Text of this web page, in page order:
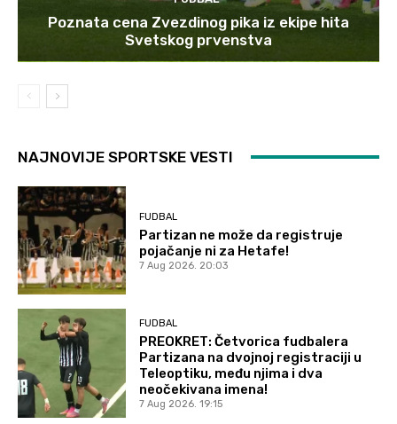
Poznata cena Zvezdinog pika iz ekipe hita
Svetskog prvenstva
NAJNOVIJE SPORTSKE VESTI
FUDBAL
Partizan ne može da registruje
pojačanje ni za Hetafe!
7 Aug 2026. 20:03
FUDBAL
PREOKRET: Četvorica fudbalera
Partizana na dvojnoj registraciji u
Teleoptiku, među njima i dva
neočekivana imena!
7 Aug 2026. 19:15